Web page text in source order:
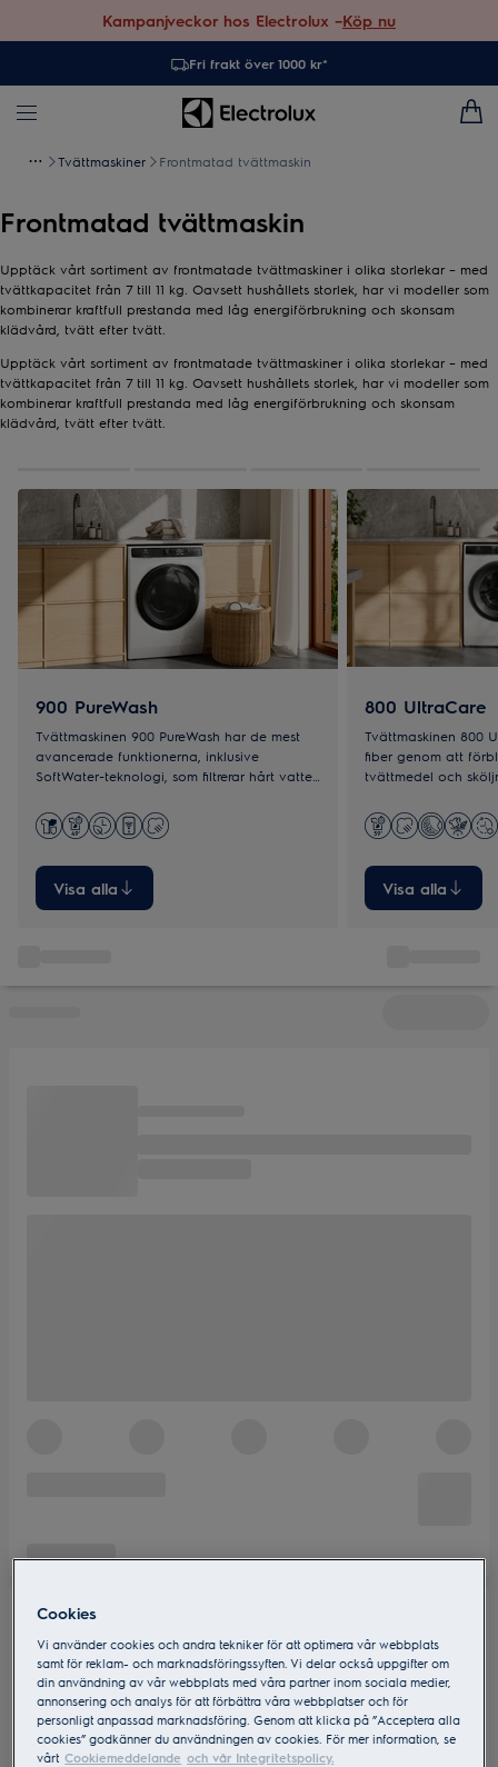
Kampanjveckor hos Electrolux –Köp nu
Fri frakt över 1000 kr*
Tvättmaskiner Frontmatad tvättmaskin
Frontmatad tvättmaskin
Upptäck vårt sortiment av frontmatade tvättmaskiner i olika storlekar – med
tvättkapacitet från 7 till 11 kg. Oavsett hushållets storlek, har vi modeller som
kombinerar kraftfull prestanda med låg energiförbrukning och skonsam
klädvård, tvätt efter tvätt.
Upptäck vårt sortiment av frontmatade tvättmaskiner i olika storlekar – med
tvättkapacitet från 7 till 11 kg. Oavsett hushållets storlek, har vi modeller som
kombinerar kraftfull prestanda med låg energiförbrukning och skonsam
klädvård, tvätt efter tvätt.
900 PureWash
Tvättmaskinen 900 PureWash har de mest
avancerade funktionerna, inklusive
SoftWater-teknologi, som filtrerar hårt vatten
Visa alla
800 UltraCare
Tvättmaskinen 800
fiber genom att
tvättmedel och
tvättprogram.
Visa alla
Cookies
Vi använder cookies och andra tekniker för att optimera vår webbplats
samt för reklam- och marknadsföringssyften. Vi delar också uppgifter om
din användning av vår webbplats med våra partner inom sociala medier,
annonsering och analys för att förbättra våra webbplatser och för
personligt anpassad marknadsföring. Genom att klicka på ”Acceptera alla
cookies” godkänner du användningen av cookies. För mer information, se
vårt Cookiemeddelande och vår Integritetspolicy.